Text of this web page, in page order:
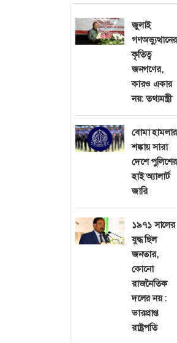
জুলাই
গণঅভ্যুত্থানের
কৃতিত্ব
জনগণের,
কারও একার
নয়: তথ্যমন্ত্রী
বোমা হামলার
শঙ্কায় সারা
দেশে পুলিশের
হাই অ্যালার্ট
জারি
১৯৭১ সালের
যুদ্ধ ছিল
জনতার,
কোনো
রাজনৈতিক
দলের নয় :
ভারপ্রাপ্ত
রাষ্ট্রপতি